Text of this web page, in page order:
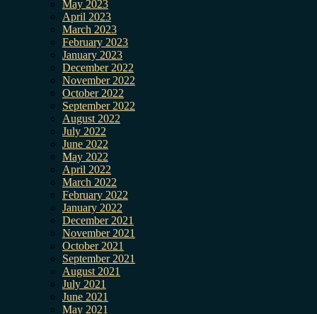
May 2023
April 2023
March 2023
February 2023
January 2023
December 2022
November 2022
October 2022
September 2022
August 2022
July 2022
June 2022
May 2022
April 2022
March 2022
February 2022
January 2022
December 2021
November 2021
October 2021
September 2021
August 2021
July 2021
June 2021
May 2021